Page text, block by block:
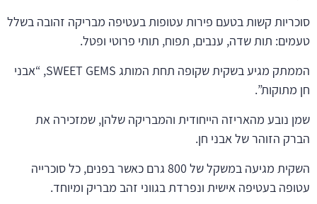
סוכריות קשות בטעם פירות עטופות בעטיפה מבריקה זהובה בשלל
טעמים: תות שדה, ענבים, תפוח, תותי פרוטי ופטל.
הממתק מגיע בשקית שקופה תחת המותג SWEET GEMS, “אבני
חן מתוקות”.
שמן נובע מהאריזה הייחודית והמבריקה שלהן, שמזכירה את
הברק הזוהר של אבני חן.
השקית מגיעה במשקל של 800 גרם כאשר בפנים, כל סוכרייה
עטופה בעטיפה אישית ונפרדת בגווני זהב מבריק ומיוחד.